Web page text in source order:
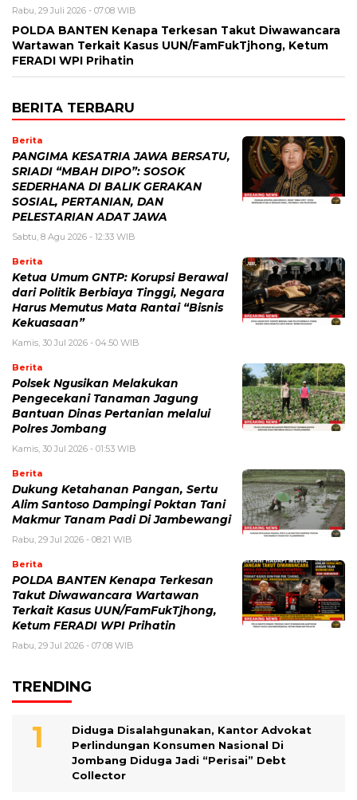
Rabu, 29 Juli 2026 - 07:08 WIB
POLDA BANTEN Kenapa Terkesan Takut Diwawancara
Wartawan Terkait Kasus UUN/FamFukTjhong, Ketum
FERADI WPI Prihatin
BERITA TERBARU
Berita
PANGIMA KESATRIA JAWA BERSATU,
SRIADI “MBAH DIPO”: SOSOK
SEDERHANA DI BALIK GERAKAN
SOSIAL, PERTANIAN, DAN
PELESTARIAN ADAT JAWA
Sabtu, 8 Agu 2026 - 12:33 WIB
Berita
Ketua Umum GNTP: Korupsi Berawal
dari Politik Berbiaya Tinggi, Negara
Harus Memutus Mata Rantai “Bisnis
Kekuasaan”
Kamis, 30 Jul 2026 - 04:50 WIB
Berita
Polsek Ngusikan Melakukan
Pengecekani Tanaman Jagung
Bantuan Dinas Pertanian melalui
Polres Jombang
Kamis, 30 Jul 2026 - 01:53 WIB
Berita
Dukung Ketahanan Pangan, Sertu
Alim Santoso Dampingi Poktan Tani
Makmur Tanam Padi Di Jambewangi
Rabu, 29 Jul 2026 - 08:21 WIB
Berita
POLDA BANTEN Kenapa Terkesan
Takut Diwawancara Wartawan
Terkait Kasus UUN/FamFukTjhong,
Ketum FERADI WPI Prihatin
Rabu, 29 Jul 2026 - 07:08 WIB
TRENDING
Diduga Disalahgunakan, Kantor Advokat
Perlindungan Konsumen Nasional Di
Jombang Diduga Jadi “Perisai” Debt
Collector